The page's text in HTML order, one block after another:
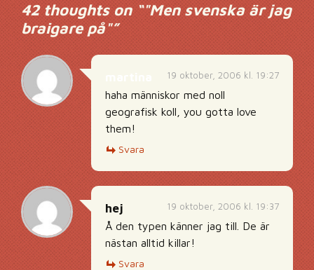
42 thoughts on “"Men svenska är jag
braigare på"”
19 oktober, 2006 kl. 19:27
haha människor med noll
geografisk koll, you gotta love
them!
Svara
19 oktober, 2006 kl. 19:37
hej
Å den typen känner jag till. De är
nästan alltid killar!
Svara